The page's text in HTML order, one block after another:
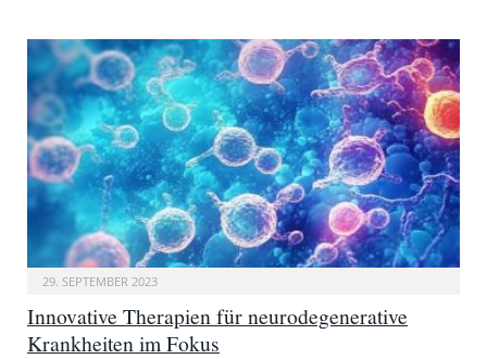
29. SEPTEMBER 2023
Innovative Therapien für neurodegenerative
Krankheiten im Fokus